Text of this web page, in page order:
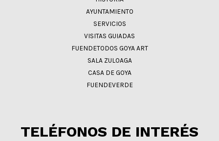
AYUNTAMIENTO
SERVICIOS
VISITAS GUIADAS
FUENDETODOS GOYA ART
SALA ZULOAGA
CASA DE GOYA
FUENDEVERDE
TELÉFONOS DE INTERÉS